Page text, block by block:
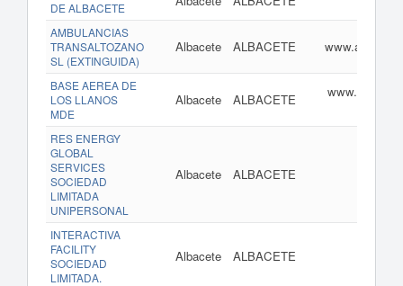
DE ALBACETE
AMBULANCIAS
TRANSALTOZANO
SL (EXTINGUIDA)
Albacete ALBACETE
BASE AEREA DE
LOS LLANOS
MDE
Albacete ALBACETE
RES ENERGY
GLOBAL
SERVICES
SOCIEDAD
LIMITADA
UNIPERSONAL
Albacete ALBACETE
INTERACTIVA
FACILITY
SOCIEDAD
LIMITADA.
Albacete ALBACETE